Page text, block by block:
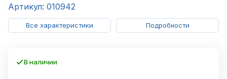
Артикул: 010942
Все характеристики Подробности
В наличии